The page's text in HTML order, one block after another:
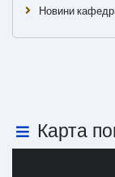
Новини
Карта